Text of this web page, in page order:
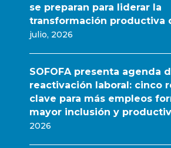
se preparan para liderar la
transformación productiva
julio, 2026
SOFOFA presenta agenda
reactivación laboral: cinco
clave para más empleos
mayor inclusión y
2026